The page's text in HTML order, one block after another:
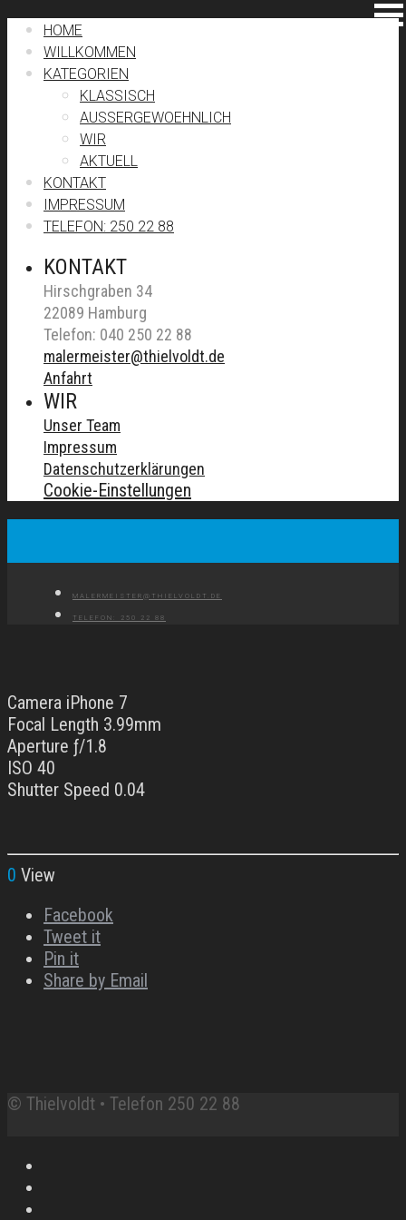
HOME
WILLKOMMEN
KATEGORIEN
KLASSISCH
AUSSERGEWOEHNLICH
WIR
AKTUELL
KONTAKT
IMPRESSUM
TELEFON: 250 22 88
KONTAKT
Hirschgraben 34
22089 Hamburg
Telefon: 040 250 22 88
malermeister@thielvoldt.de
Anfahrt
WIR
Unser Team
Impressum
Datenschutzerklärungen
Cookie-Einstellungen
MALERMEISTER@THIELVOLDT.DE
TELEFON: 250 22 88
Camera iPhone 7
Focal Length 3.99mm
Aperture ƒ/1.8
ISO 40
Shutter Speed 0.04
0 View
Facebook
Tweet it
Pin it
Share by Email
© Thielvoldt • Telefon 250 22 88